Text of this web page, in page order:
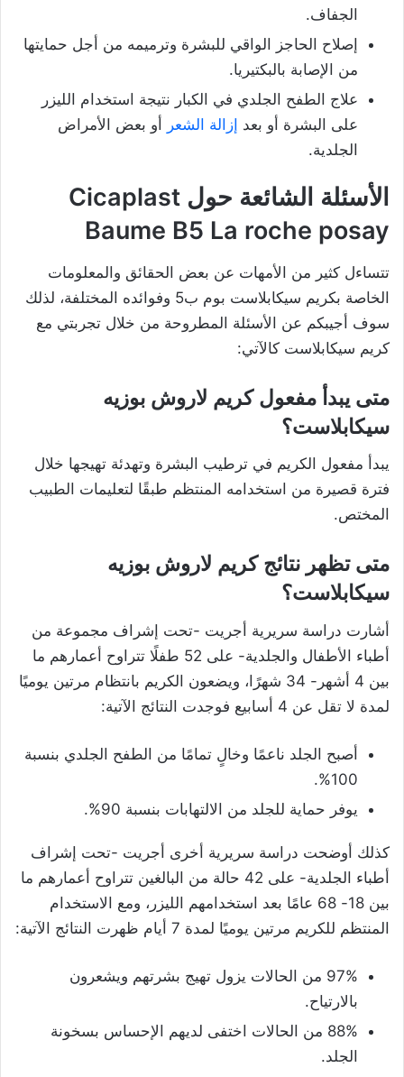
الجفاف.
إصلاح الحاجز الواقي للبشرة وترميمه من أجل حمايتها
من الإصابة بالبكتيريا.
علاج الطفح الجلدي في الكبار نتيجة استخدام الليزر
على البشرة أو بعد إزالة الشعر
أو بعض الأمراض
الجلدية.
الأسئلة الشائعة حول Cicaplast
Baume B5 La roche posay
تتساءل كثير من الأمهات عن بعض الحقائق والمعلومات
الخاصة بكريم سيكابلاست بوم ب5 وفوائده المختلفة، لذلك
سوف أجيبكم عن الأسئلة المطروحة من خلال تجربتي مع
كريم سيكابلاست كالآتي:
متى يبدأ مفعول كريم لاروش بوزيه
سيكابلاست؟
يبدأ مفعول الكريم في ترطيب البشرة وتهدئة تهيجها خلال
فترة قصيرة من استخدامه المنتظم طبقًا لتعليمات الطبيب
المختص.
متى تظهر نتائج كريم لاروش بوزيه
سيكابلاست؟
أشارت دراسة سريرية أجريت -تحت إشراف مجموعة من
أطباء الأطفال والجلدية- على 52 طفلًا تتراوح أعمارهم ما
بين 4 أشهر- 34 شهرًا، ويضعون الكريم بانتظام مرتين يوميًا
لمدة لا تقل عن 4 أسابيع فوجدت النتائج الآتية:
أصبح الجلد ناعمًا وخالٍ تمامًا من الطفح الجلدي بنسبة
100%.
يوفر حماية للجلد من الالتهابات بنسبة 90%.
كذلك أوضحت دراسة سريرية أخرى أجريت -تحت إشراف
أطباء الجلدية- على 42 حالة من البالغين تتراوح أعمارهم ما
بين 18- 68 عامًا بعد استخدامهم الليزر، ومع الاستخدام
المنتظم للكريم مرتين يوميًا لمدة 7 أيام ظهرت النتائج الآتية:
97% من الحالات يزول تهيج بشرتهم ويشعرون
بالارتياح.
88% من الحالات اختفى لديهم الإحساس بسخونة
الجلد.